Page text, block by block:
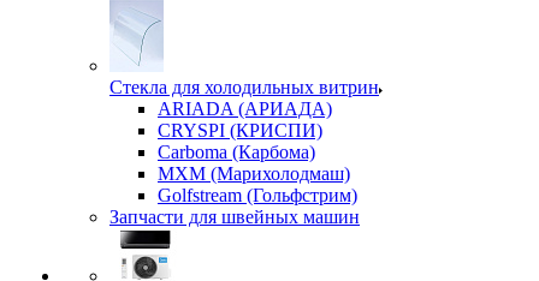
Стекла для холодильных витрин
ARIADA (АРИАДА)
CRYSPI (КРИСПИ)
Carboma (Карбома)
MXM (Марихолодмаш)
Golfstream (Гольфстрим)
Запчасти для швейных машин